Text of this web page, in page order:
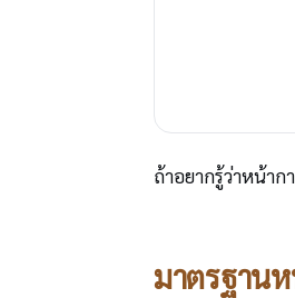
ถ้าอยากรู้ว่าหน้า
มาตรฐานห